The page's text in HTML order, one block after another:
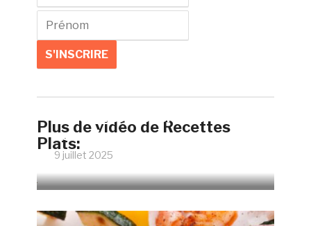
Plus de vidéo de Recettes
Plats:
Faire un œuf poché parfait
sans vinaigre
9 juillet 2025